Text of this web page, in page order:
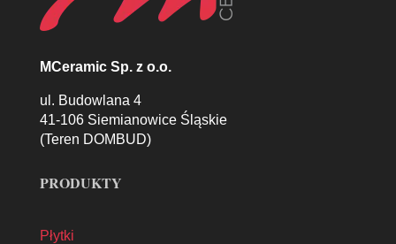
MCeramic Sp. z o.o.
ul. Budowlana 4
41-106 Siemianowice Śląskie
(Teren DOMBUD)
PRODUKTY
Płytki